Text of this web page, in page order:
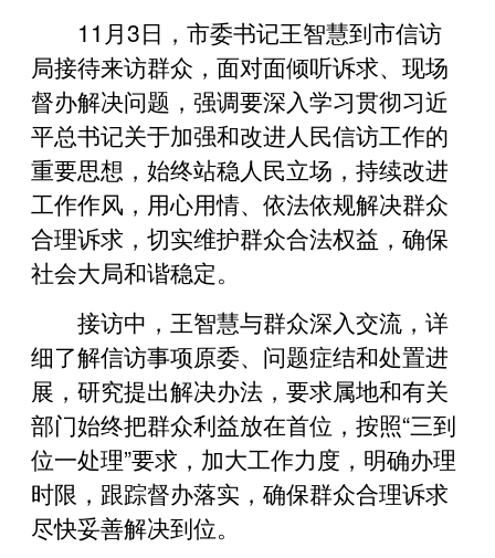
11月3日，市委书记王智慧到市信访
局接待来访群众，面对面倾听诉求、现场
督办解决问题，强调要深入学习贯彻习近
平总书记关于加强和改进人民信访工作的
重要思想，始终站稳人民立场，持续改进
工作作风，用心用情、依法依规解决群众
合理诉求，切实维护群众合法权益，确保
社会大局和谐稳定。
接访中，王智慧与群众深入交流，详
细了解信访事项原委、问题症结和处置进
展，研究提出解决办法，要求属地和有关
部门始终把群众利益放在首位，按照“三到
位一处理”要求，加大工作力度，明确办理
时限，跟踪督办落实，确保群众合理诉求
尽快妥善解决到位。